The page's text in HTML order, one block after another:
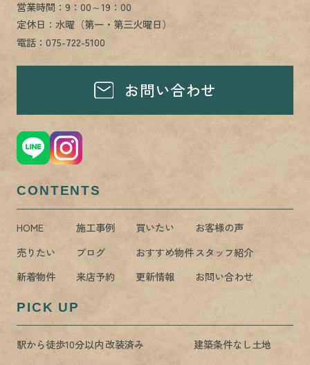
営業時間：9：00～19：00
定休日：水曜（第一・第三火曜日）
電話：075-722-5100
お問い合わせ
CONTENTS
HOME 施工事例 買いたい
お客様の声
売りたい
ブログ おすすめ物件スタッフ紹介
新着物件
来店予約 更新情報 お問い合わせ
PICK UP
駅から徒歩10分以内改装済み
建築条件なし土地